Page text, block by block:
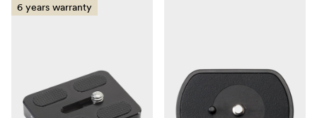
6 years warranty